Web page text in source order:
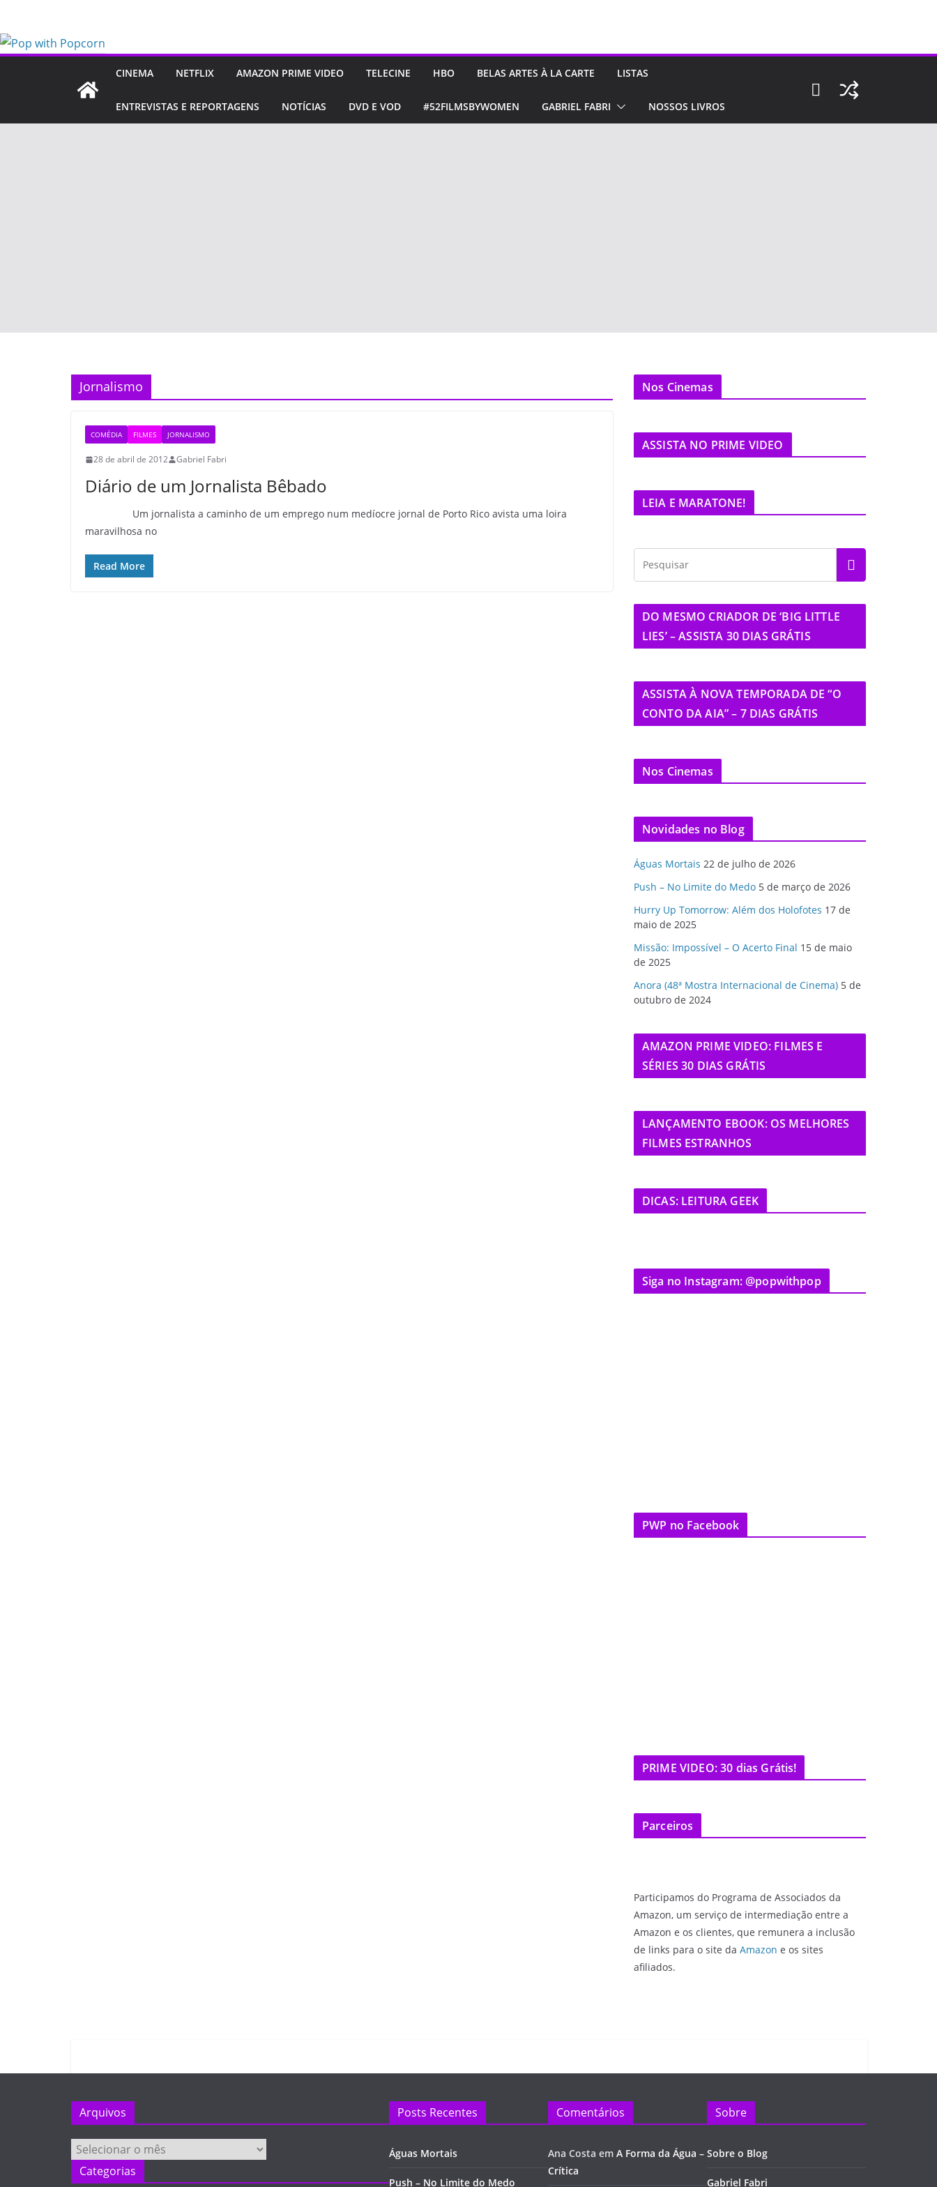
o
CINEMA NETFLIX AMAZON PRIME VIDEO TELECINE HBO BELAS ARTES À LA CARTE LISTAS
ENTREVISTAS E REPORTAGENS NOTÍCIAS DVD E VOD #52FILMSBYWOMEN GABRIEL FABRI NOSSOS LIVROS
Jornalismo
COMÉDIA FILMES JORNALISMO
28 de abril de 2012 Gabriel Fabri
Diário de um Jornalista Bêbado
Um jornalista a caminho de um emprego num medíocre jornal de Porto Rico avista uma loira
maravilhosa no
Read More
Nos Cinemas
ASSISTA NO PRIME VIDEO
LEIA E MARATONE!
DO MESMO CRIADOR DE ‘BIG LITTLE
LIES’ – ASSISTA 30 DIAS GRÁTIS
ASSISTA À NOVA TEMPORADA DE “O
CONTO DA AIA” – 7 DIAS GRÁTIS
Nos Cinemas
Novidades no Blog
Águas Mortais 22 de julho de 2026
Push – No Limite do Medo 5 de março de 2026
Hurry Up Tomorrow: Além dos Holofotes 17 de
maio de 2025
Missão: Impossível – O Acerto Final 15 de maio
de 2025
Anora (48ª Mostra Internacional de Cinema) 5 de
outubro de 2024
AMAZON PRIME VIDEO: FILMES E
SÉRIES 30 DIAS GRÁTIS
LANÇAMENTO EBOOK: OS MELHORES
FILMES ESTRANHOS
DICAS: LEITURA GEEK
Siga no Instagram: @popwithpop
PWP no Facebook
PRIME VIDEO: 30 dias Grátis!
Parceiros
Participamos do Programa de Associados da
Amazon, um serviço de intermediação entre a
Amazon e os clientes, que remunera a inclusão
de links para o site da Amazon e os sites
afiliados.
Arquivos
Arquivos
Categorias
Posts Recentes
Águas Mortais
Push – No Limite do Medo
Comentários
Ana Costa em A Forma da Água –
Crítica
Sobre
Sobre o Blog
Gabriel Fabri